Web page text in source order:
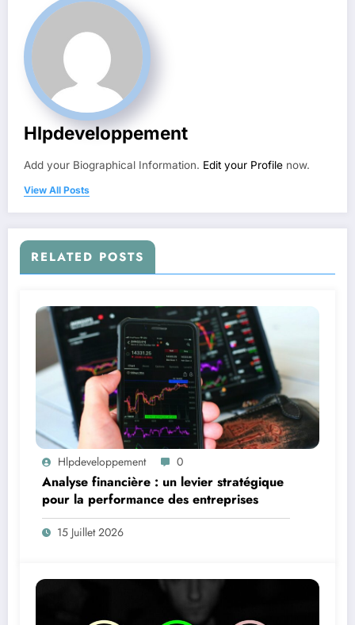
Hlpdeveloppement
Add your Biographical Information. Edit your Profile now.
View All Posts
RELATED POSTS
Hlpdeveloppement 0
Analyse financière : un levier stratégique
pour la performance des entreprises
15 Juillet 2026